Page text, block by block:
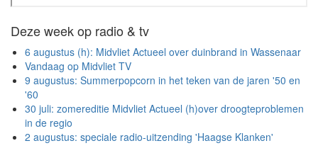
Deze week op radio & tv
6 augustus (h): Midvliet Actueel over duinbrand in Wassenaar
Vandaag op Midvliet TV
9 augustus: Summerpopcorn in het teken van de jaren '50 en
'60
30 juli: zomereditie Midvliet Actueel (h)over droogteproblemen
in de regio
2 augustus: speciale radio-uitzending 'Haagse Klanken'